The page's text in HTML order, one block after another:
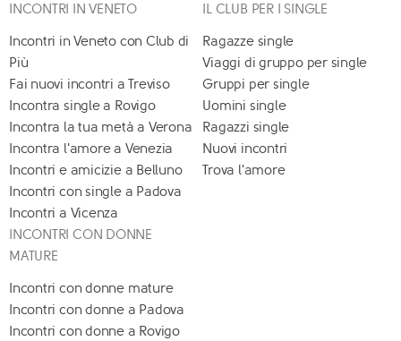
INCONTRI IN VENETO
Incontri in Veneto con Club di
Più
Fai nuovi incontri a Treviso
Incontra single a Rovigo
Incontra la tua metà a Verona
Incontra l'amore a Venezia
Incontri e amicizie a Belluno
Incontri con single a Padova
Incontri a Vicenza
IL CLUB PER I SINGLE
Ragazze single
Viaggi di gruppo per single
Gruppi per single
Uomini single
Ragazzi single
Nuovi incontri
Trova l'amore
INCONTRI CON DONNE
MATURE
Incontri con donne mature
Incontri con donne a Padova
Incontri con donne a Rovigo